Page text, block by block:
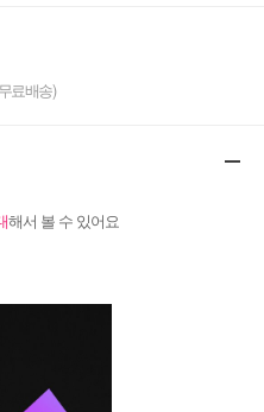
료배송)
해서 볼 수 있어요